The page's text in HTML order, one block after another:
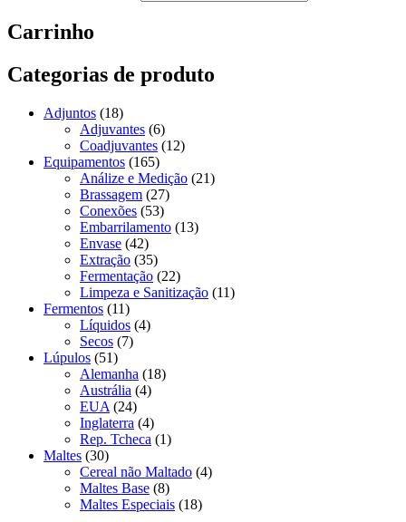
Carrinho
Categorias de produto
Adjuntos (18)
Adjuvantes (6)
Coadjuvantes (12)
Equipamentos (165)
Análize e Medição (21)
Brassagem (27)
Conexões (53)
Embarrilamento (13)
Envase (42)
Extração (35)
Fermentação (22)
Limpeza e Sanitização (11)
Fermentos (11)
Líquidos (4)
Secos (7)
Lúpulos (51)
Alemanha (18)
Austrália (4)
EUA (24)
Inglaterra (4)
Rep. Tcheca (1)
Maltes (30)
Cereal não Maltado (4)
Maltes Base (8)
Maltes Especiais (18)